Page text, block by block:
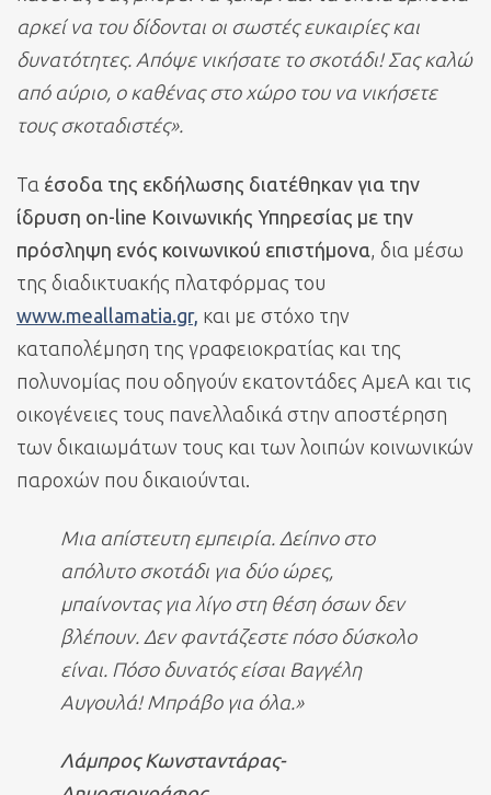
αρκεί να του δίδονται οι σωστές ευκαιρίες και
δυνατότητες. Απόψε νικήσατε το σκοτάδι! Σας καλώ
από αύριο, ο καθένας στο χώρο του να νικήσετε
τους σκοταδιστές».
Τα έσοδα της εκδήλωσης διατέθηκαν για την
ίδρυση on-line Κοινωνικής Υπηρεσίας με την
πρόσληψη ενός κοινωνικού επιστήμονα , δια μέσω
της διαδικτυακής πλατφόρμας του
www.meallamatia.gr, και με στόχο την
καταπολέμηση της γραφειοκρατίας και της
πολυνομίας που οδηγούν εκατοντάδες ΑμεΑ και τις
οικογένειες τους πανελλαδικά στην αποστέρηση
των δικαιωμάτων τους και των λοιπών κοινωνικών
παροχών που δικαιούνται.
Μια απίστευτη εμπειρία. Δείπνο στο
απόλυτο σκοτάδι για δύο ώρες,
μπαίνοντας για λίγο στη θέση όσων δεν
βλέπουν. Δεν φαντάζεστε πόσο δύσκολο
είναι. Πόσο δυνατός είσαι Βαγγέλη
Αυγουλά! Μπράβο για όλα.»
Λάμπρος Κωνσταντάρας-